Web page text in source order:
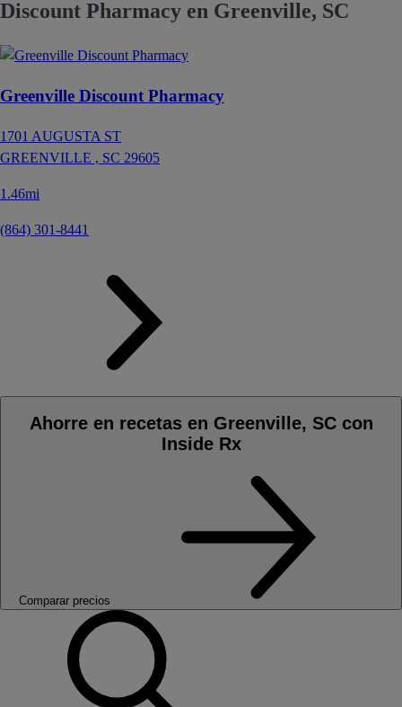
Discount Pharmacy en Greenville, SC
Greenville Discount Pharmacy
1701 AUGUSTA ST
GREENVILLE , SC 29605
1.46mi
(864) 301-8441
Ahorre en recetas en Greenville, SC con
Inside Rx
Comparar precios